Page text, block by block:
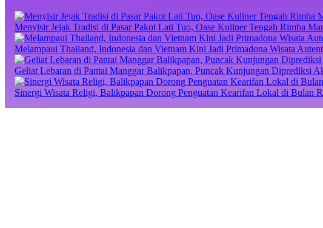
Menyisir Jejak Tradisi di Pasar Pakot Lati Tuo, Oase Kuliner Tengah Rimba
Melampaui Thailand, Indonesia dan Vietnam Kini Jadi Primadona Wisata
Geliat Lebaran di Pantai Manggar Balikpapan, Puncak Kunjungan Diprediksi
Sinergi Wisata Religi, Balikpapan Dorong Penguatan Kearifan Lokal di Bulan